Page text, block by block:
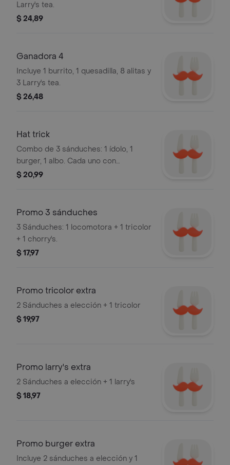
Larry's tea.
$ 24,89
Ganadora 4
Incluye 1 burrito, 1 quesadilla, 8 alitas y
3 Larry's tea.
$ 26,48
Hat trick
Combo de 3 sánduches: 1 ídolo, 1
burger, 1 albo. Cada uno con
ingredientes únicos y variados.
$ 20,99
Promo 3 sánduches
3 Sánduches: 1 locomotora + 1 tricolor
+ 1 chorry's.
$ 17,97
Promo tricolor extra
2 Sánduches a elección + 1 tricolor
$ 19,97
Promo larry's extra
2 Sánduches a elección + 1 larry's
$ 18,97
Promo burger extra
Incluye 2 sánduches a elección y 1